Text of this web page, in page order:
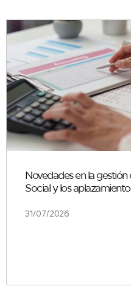
Novedades en la gestión
Social y los
31/07/2026